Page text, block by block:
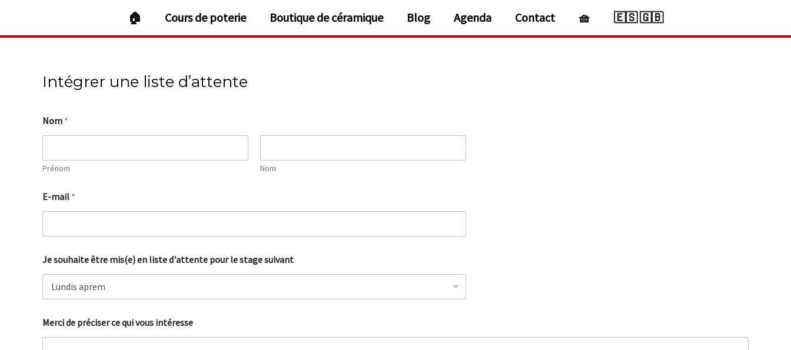
contenu
🏠 Cours de poterie Boutique de céramique Blog Agenda Contact 🧺 🇪🇸 🇬🇧
Intégrer une liste d’attente
Nom *
Prénom Nom
E-mail *
n
p
i
n
t
Je souhaite être mis(e) en liste d'attente pour le stage suivant
Merci de préciser ce qui vous intéresse